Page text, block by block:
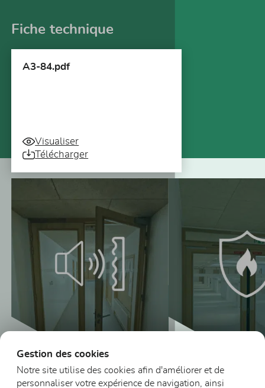
Fiche technique
A3-84.pdf
Visualiser
Télécharger
Gestion des cookies
Notre site utilise des cookies afin d'améliorer et de
personnaliser votre expérience de navigation, ainsi